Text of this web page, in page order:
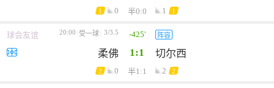
1 0 半0:0 1 1
球会友谊 20:00 受一球 3/3.5 -425' 阵容
柔佛 1:1 切尔西
2 0 半1:1 2 2